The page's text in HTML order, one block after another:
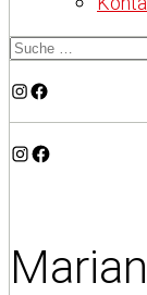
Instagram
Facebook
Instagram
Facebook